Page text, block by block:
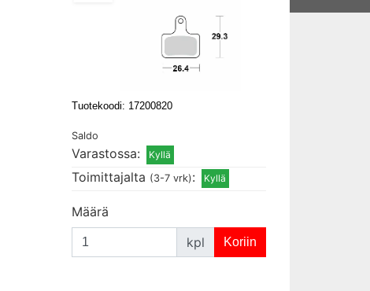
Tuotekoodi: 17200820
Saldo
Varastossa:
Toimittajalta (3-7 vrk):
Määrä
kpl